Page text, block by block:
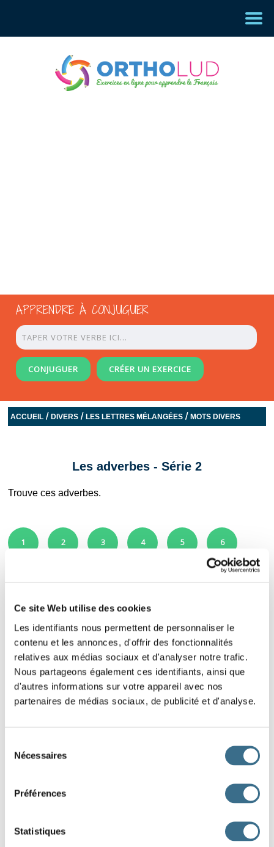
Ce site Web utilise des cookies
Les identifiants nous permettent de personnaliser le
contenu et les annonces, d'offrir des fonctionnalités
relatives aux médias sociaux et d'analyser notre trafic.
Nous partageons également ces identifiants, ainsi que
d'autres informations sur votre appareil avec nos
partenaires de médias sociaux, de publicité et d'analyse.
Nécessaires
Préférences
Statistiques
APPRENDRE À CONJUGUER
CONJUGUER CRÉER UN EXERCICE
ACCUEIL /DIVERS /LES LETTRES MÉLANGÉES /MOTS DIVERS
Les adverbes - Série 2
Trouve ces adverbes.
1 2 3 4 5 6